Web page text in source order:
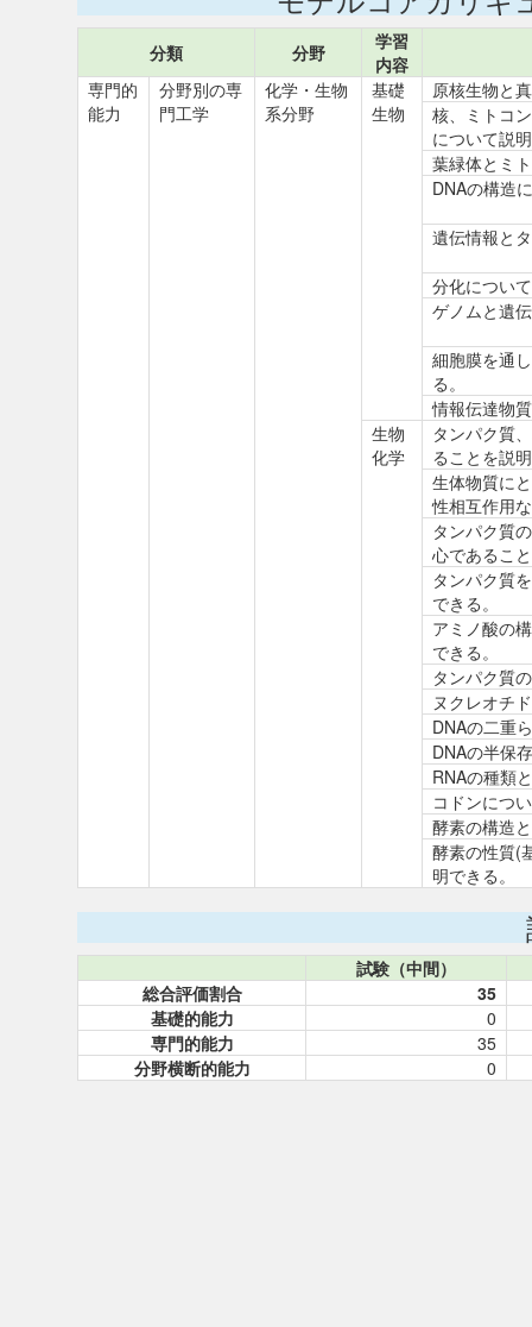
分類 分野
学習
内容
専門的
能力
分野別の専
門工学
化学・生物
系分野
基礎
生物
原核生物と
核、ミトコ
について説
葉緑体とミ
DNAの構造
遺伝情報と
分化につい
ゲノムと遺
細胞膜を通
る。
情報伝達物
生物
化学
タンパク質
ることを説
生体物質に
性相互作用
タンパク質
心であるこ
タンパク質
できる。
アミノ酸の
できる。
タンパク質
ヌクレオチ
DNAの二重
DNAの半保
RNAの種類
コドンにつ
酵素の構造
酵素の性質(
明できる。
試験（中間）
総合評価割合
35
基礎的能力
0
専門的能力
35
分野横断的能力
0